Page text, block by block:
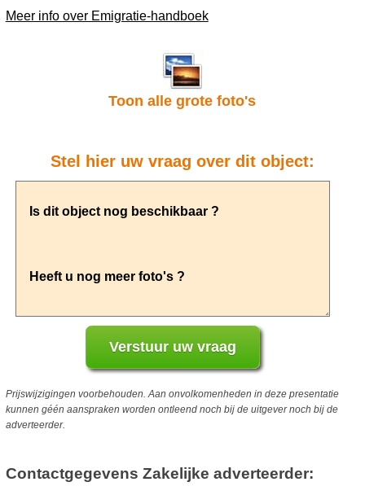
Meer info over Emigratie-handboek
Toon alle grote foto's
Stel hier uw vraag over dit object:
Prijswijzigingen voorbehouden. Aan onvolkomenheden in deze presentatie
kunnen géén aanspraken worden ontleend noch bij de uitgever noch bij de
adverteerder.
Contactgegevens Zakelijke adverteerder: